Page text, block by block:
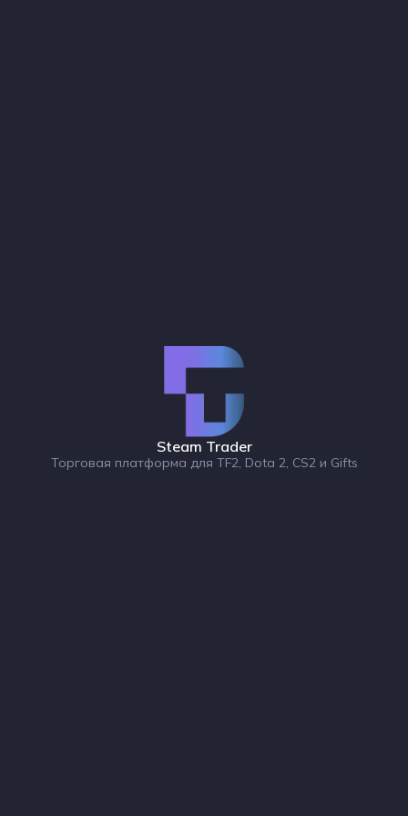
Steam Trader
Торговая платформа для TF2, Dota 2, CS2 и Gifts